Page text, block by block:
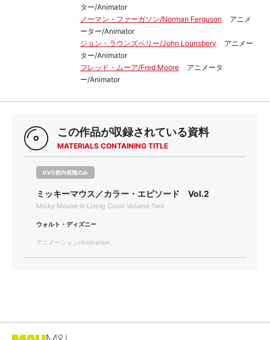
ター/Animator
ノーマン・ファーガソン/Norman Ferguson
アニメ
ーター/Animator
ジョン・ラウンズベリー/John Lounsbery
アニメー
ター/Animator
フレッド・ムーア/Fred Moore
アニメータ
ー/Animator
この作品が収録されている資料
MATERIALS CONTAINING TITLE
DVD館内視聴のみ
ミッキーマウス／カラー・エピソード Vol.2
Micky Mouse in Living Color Volume Two
ウォルト・ディズニー
アニメーション/Animation